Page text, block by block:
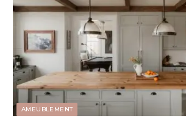
AMEUBLEMENT